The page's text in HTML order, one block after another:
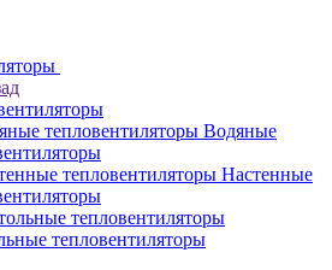
Водяные
Настенные
тепловентиляторы